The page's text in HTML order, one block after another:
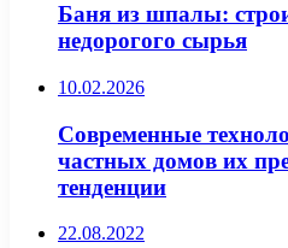
Баня из шпалы:
недорогого сырья
10.02.2026
Современные
частных домов их
тенденции
22.08.2022